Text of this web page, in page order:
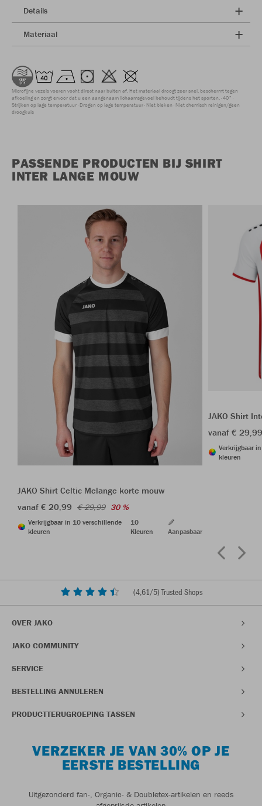
Details
Materiaal
Microfijne vezels voeren vocht direct naar buiten af. Het materiaal droogt zeer snel, beschermt tegen
afkoeling en zorgt ervoor dat u een aangenaam lichaamsgevoel behoudt tijdens het sporten. 40°
Strijken op lage temperatuur Drogen op lage temperatuur Niet bleken Niet chemisch reinigen/geen
droogkuis
PASSENDE PRODUCTEN BIJ SHIRT
INTER LANGE MOUW
JAKO Shirt Celtic Melange korte mouw
vanaf € 20,99 € 29,99 30 %
Verkrijgbaar in 10 verschillende
kleuren
10
Kleuren
Aanpasbaar
JAKO Shirt
vanaf €
Verkrijgbaar
kleuren
(4,61/5) Trusted Shops
OVER JAKO
JAKO COMMUNITY
SERVICE
BESTELLING ANNULEREN
PRODUCTTERUGROEPING TASSEN
VERZEKER JE VAN 30% OP JE
EERSTE BESTELLING
Uitgezonderd fan-, Organic- & Doubletex-artikelen en reeds